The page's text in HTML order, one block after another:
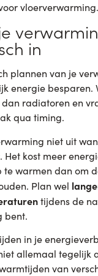
vloerverwarming.
in
plannen van je
energie besparen.
radiatoren en
qua timing.
niet uit
Het kost meer
te warmen dan om
Plan wel
tijdens de
bent.
in je
allemaal tegelijk
van